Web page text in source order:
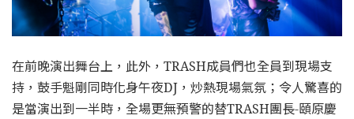
在前晚演出舞台上，此外，TRASH成員們也全員到現場支
持，鼓手魁剛同時化身午夜DJ，炒熱現場氣氛；令人驚喜的
是當演出到一半時，全場更無預警的替TRASH團長-頤原慶